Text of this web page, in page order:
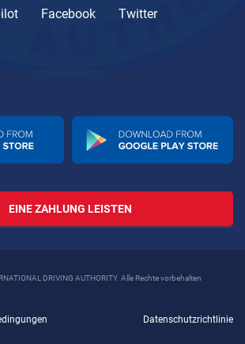
Facebook
Twitter
EINE ZAHLUNG LEISTEN
DRIVING AUTHORITY. Alle Rechte vorbehalten
Datenschutzrichtlinie